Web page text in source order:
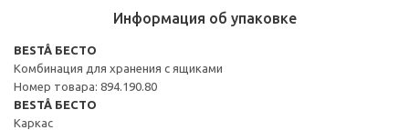
Информация об упаковке
BESTÅ БЕСТО
Комбинация для хранения с ящиками
Номер товара: 894.190.80
BESTÅ БЕСТО
Каркас